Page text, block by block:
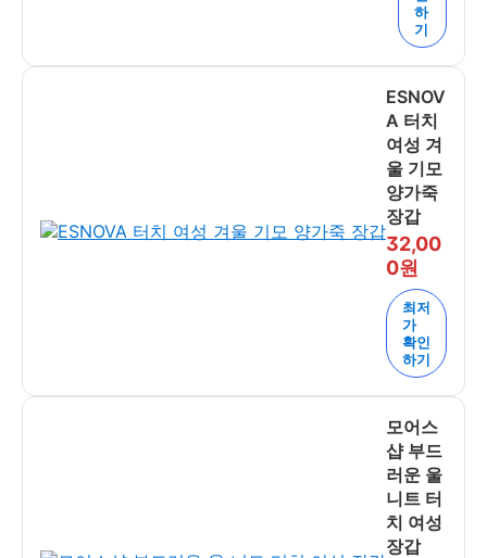
하
기
ESNOV
A 터치
여성 겨
울 기모
양가죽
장갑
32,00
0원
최저
가
확인
하기
모어스
샵 부드
러운 울
니트 터
치 여성
장갑